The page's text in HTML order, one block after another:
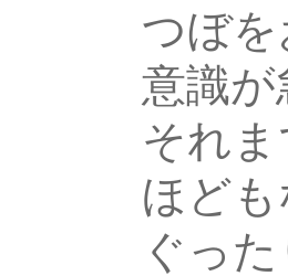
つぼを
意識が
それま
ほども
ぐった